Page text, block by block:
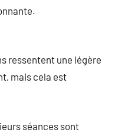
ressentent une légère
mais cela est
séances sont